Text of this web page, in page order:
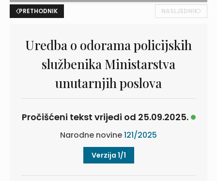
PRETHODNIK NASLJEDNIK
Uredba o odorama policijskih
službenika Ministarstva
unutarnjih poslova
Pročišćeni tekst vrijedi od 25.09.2025.
Narodne novine121/2025
Verzija 1/1